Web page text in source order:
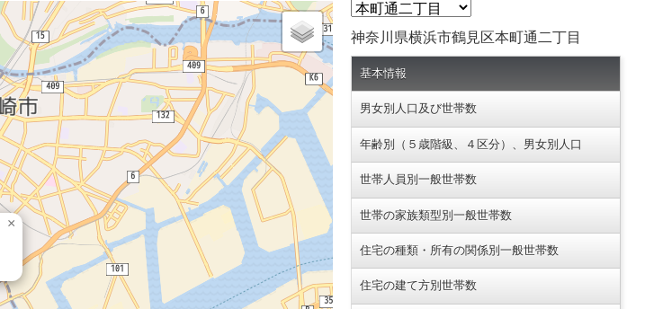
×
神奈川県横浜市鶴見区本町通二丁目
基本情報
男女別人口及び世帯数
年齢別（５歳階級、４区分）、男女別人口
世帯人員別一般世帯数
世帯の家族類型別一般世帯数
住宅の種類・所有の関係別一般世帯数
住宅の建て方別世帯数